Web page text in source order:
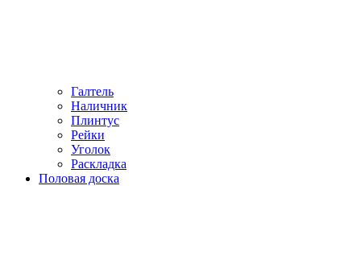
Галтель
Наличник
Плинтус
Рейки
Уголок
Раскладка
Половая доска